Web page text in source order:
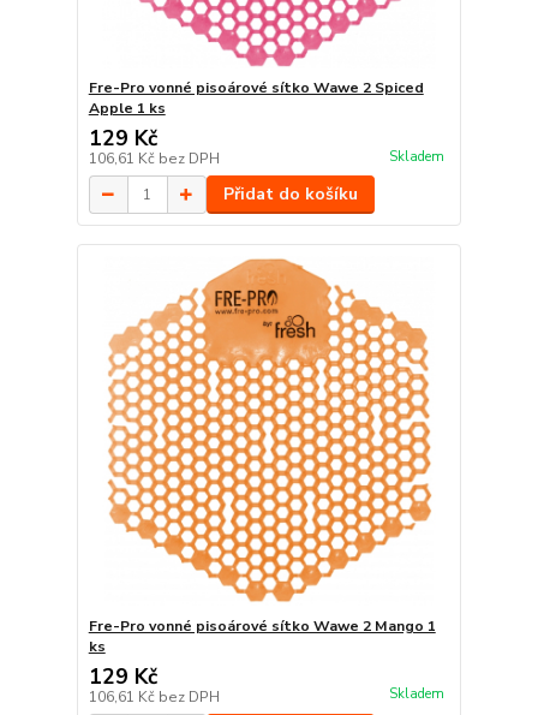
Fre-Pro vonné pisoárové sítko Wawe 2 Spiced
Apple 1 ks
129 Kč
106,61 Kč bez DPH Skladem
Přidat do košíku
Fre-Pro vonné pisoárové sítko Wawe 2 Mango 1
ks
129 Kč
106,61 Kč bez DPH Skladem